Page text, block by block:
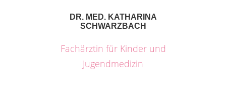
DR. MED. KATHARINA
SCHWARZBACH
Fachärztin für Kinder und
Jugendmedizin